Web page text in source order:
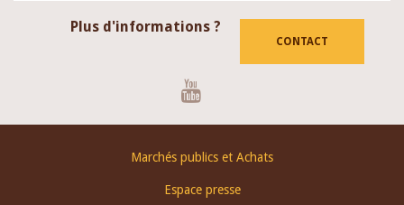
Plus d'informations ?
CONTACT
Marchés publics et Achats
Espace presse